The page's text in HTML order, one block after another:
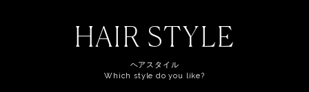
HAIR STYLE
ヘアスタイル
Which style do you like?